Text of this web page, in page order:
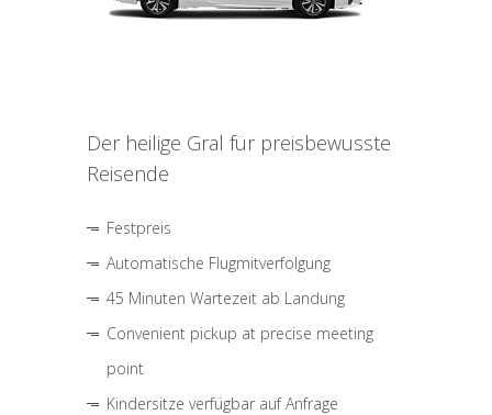
Der heilige Gral für preisbewusste
Reisende
Festpreis
Automatische Flugmitverfolgung
45 Minuten Wartezeit ab Landung
Convenient pickup at precise meeting
point
Kindersitze verfügbar auf Anfrage